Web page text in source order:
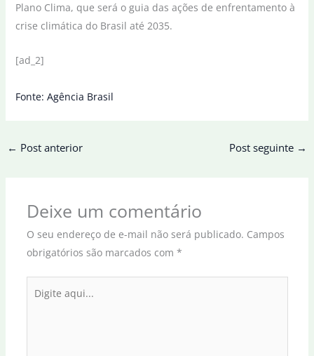
Plano Clima, que será o guia das ações de enfrentamento à
crise climática do Brasil até 2035.
[ad_2]
Fonte: Agência Brasil
← Post anterior Post seguinte →
Deixe um comentário
O seu endereço de e-mail não será publicado. Campos
obrigatórios são marcados com *
aqui...